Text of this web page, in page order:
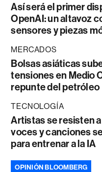
Así será el primer
OpenAI: un altavoz
sensores y piezas
MERCADOS
Bolsas asiáticas
tensiones en Medio
repunte del petróleo
TECNOLOGÍA
Artistas se resisten
voces y canciones
para entrenar a la IA
OPINIÓN BLOOMBERG